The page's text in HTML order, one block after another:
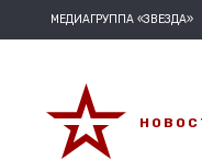
МЕДИАГРУППА «ЗВЕЗДА»